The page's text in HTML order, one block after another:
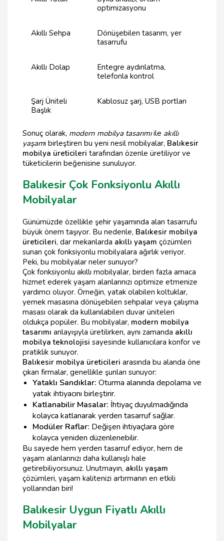
optimizasyonu
Akıllı Sehpa
Dönüşebilen tasarım, yer
tasarrufu
Akıllı Dolap
Entegre aydınlatma,
telefonla kontrol
Şarj Üniteli
Başlık
Kablosuz şarj, USB portları
Sonuç olarak, modern mobilya tasarımıile akıllı
yaşamı birleştiren bu yeni nesil mobilyalar, Balıkesir
mobilya üreticileri tarafından özenle üretiliyor ve
tüketicilerin beğenisine sunuluyor.
Balıkesir Çok Fonksiyonlu Akıllı
Mobilyalar
Günümüzde özellikle şehir yaşamında alan tasarrufu
büyük önem taşıyor. Bu nedenle, Balıkesir mobilya
üreticileri, dar mekanlarda akıllı yaşam çözümleri
sunan çok fonksiyonlu mobilyalara ağırlık veriyor.
Peki, bu mobilyalar neler sunuyor?
Çok fonksiyonlu akıllı mobilyalar, birden fazla amaca
hizmet ederek yaşam alanlarınızı optimize etmenize
yardımcı oluyor. Örneğin, yatak olabilen koltuklar,
yemek masasına dönüşebilen sehpalar veya çalışma
masası olarak da kullanılabilen duvar üniteleri
oldukça popüler. Bu mobilyalar, modern mobilya
tasarımı anlayışıyla üretilirken, aynı zamanda akıllı
mobilya teknolojisi sayesinde kullanıcılara konfor ve
pratiklik sunuyor.
Balıkesir mobilya üreticileri arasında bu alanda öne
çıkan firmalar, genellikle şunları sunuyor:
Yataklı Sandıklar: Oturma alanında depolama ve
yatak ihtiyacını birleştirir.
Katlanabilir Masalar: İhtiyaç duyulmadığında
kolayca katlanarak yerden tasarruf sağlar.
Modüler Raflar: Değişen ihtiyaçlara göre
kolayca yeniden düzenlenebilir.
Bu sayede hem yerden tasarruf ediyor, hem de
yaşam alanlarınızı daha kullanışlı hale
getirebiliyorsunuz. Unutmayın, akıllı yaşam
çözümleri, yaşam kalitenizi artırmanın en etkili
yollarından biri!
Balıkesir Uygun Fiyatlı Akıllı
Mobilyalar